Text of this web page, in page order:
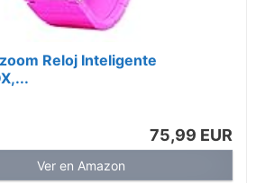
Reloj Inteligente
75,99 EUR
Ver en Amazon